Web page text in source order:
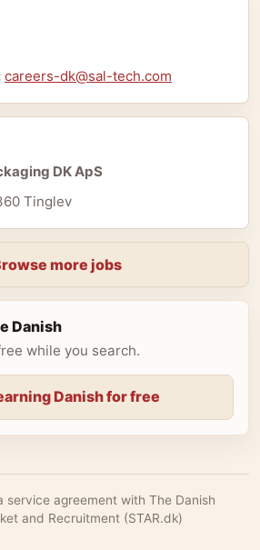
careers-dk@sal-tech.com
DK ApS
Tinglev
more jobs
Danish
while you search.
Danish for free
service agreement with The Danish
and Recruitment (STAR.dk)